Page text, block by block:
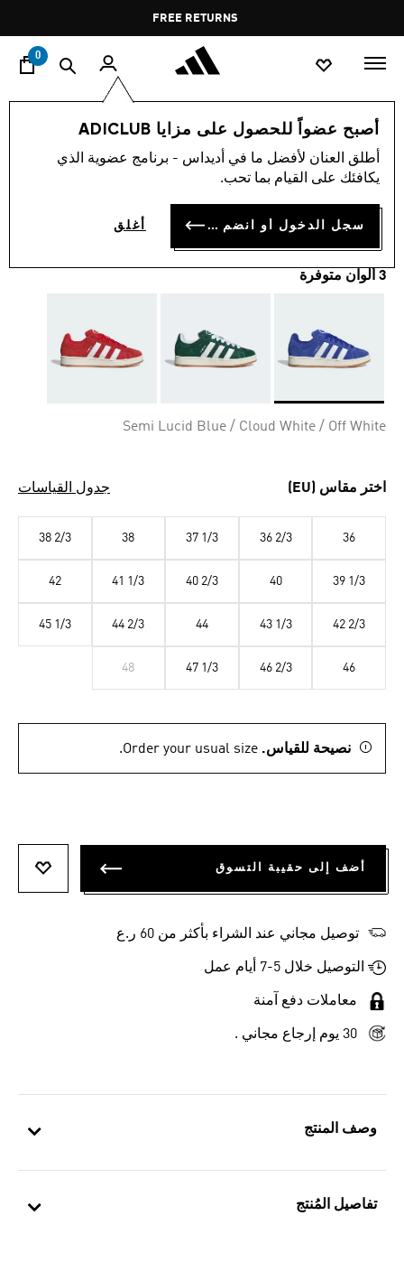
Pause
promotion
rotation
FREE RETURNS
0
أصبح عضواً للحصول على مزايا ADICLUB
أطلق العنان لأفضل ما في أديداس - برنامج عضوية الذي
يكافئك على القيام بما تحب.
سجل الدخول أو انضم الآن أغلق
وصف المنتج
تفاصيل المُنتج
اسلوب حياة العلامات التجارية أوريجينالز أحذية
حذاء CAMPUS 00S
OMR 55.50
3 ألوان متوفرة
Semi Lucid Blue / Cloud White / Off White
اختر مقاس (EU) جدول القياسات
36
36 2/3
37 1/3
38
38 2/3
39 1/3
40
40 2/3
41 1/3
42
42 2/3
43 1/3
44
44 2/3
45 1/3
46
46 2/3
47 1/3
48
نصيحة للقياس. Order your usual size.
أضف إلى حقيبة التسوق
توصيل مجاني عند الشراء بأكثر من 60 ر.ع
التوصيل خلال 5-7 أيام عمل
معاملات دفع آمنة